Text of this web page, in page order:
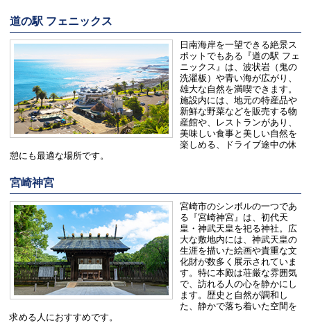
道の駅 フェニックス
日南海岸を一望できる絶景ス
ポットでもある『道の駅 フェ
ニックス』は、波状岩（鬼の
洗濯板）や青い海が広がり、
雄大な自然を満喫できます。
施設内には、地元の特産品や
新鮮な野菜などを販売する物
産館や、レストランがあり、
美味しい食事と美しい自然を
楽しめる、ドライブ途中の休
憩にも最適な場所です。
宮崎神宮
宮崎市のシンボルの一つであ
る『宮崎神宮』は、初代天
皇・神武天皇を祀る神社。広
大な敷地内には、神武天皇の
生涯を描いた絵画や貴重な文
化財が数多く展示されていま
す。特に本殿は荘厳な雰囲気
で、訪れる人の心を静かにし
ます。歴史と自然が調和し
た、静かで落ち着いた空間を
求める人におすすめです。